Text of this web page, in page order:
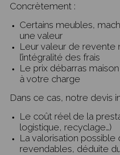
Concrètement :
Certains meubles,
une valeur
Leur valeur de revente
l’intégralité des frais
Le prix débarras
à votre charge
Dans ce cas, notre devis
Le coût réel de la
logistique, recyclage…)
La valorisation possible
revendables, déduite